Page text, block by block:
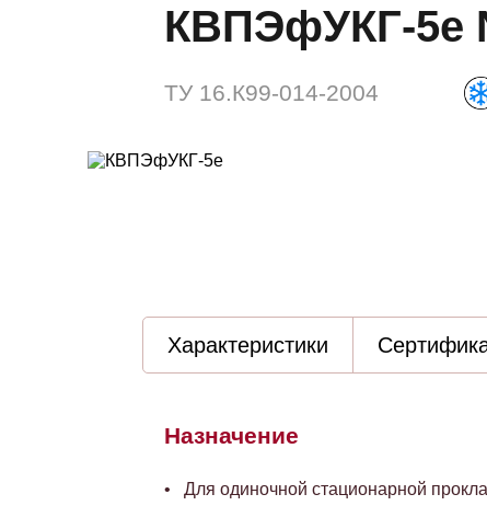
КВПЭфУКГ-5е
ТУ 16.К99-014-2004
Характеристики
Назначение
Для одиночной стационарной